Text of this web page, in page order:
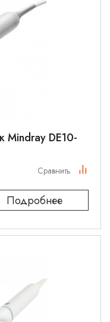
Mindray DE10-
Подробнее
Сравнить